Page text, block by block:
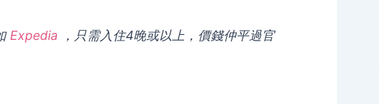
Expedia ，只需入住4晚或以上，價錢仲平過官